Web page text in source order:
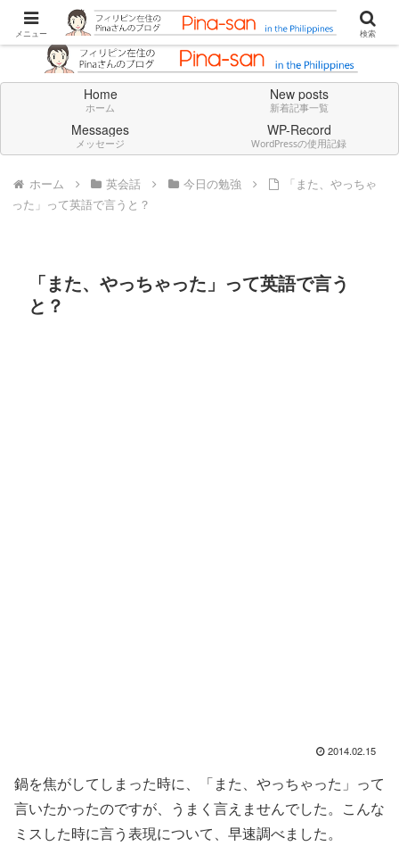
Don't think deeply. Feel always in English.
Home
ホーム
New posts
新着記事一覧
Messages
メッセージ
WP-Record
WordPressの使用記録
ホーム 英会話 今日の勉強
「また、やっちゃ
った」って英語で言うと？
「また、やっちゃった」って英語で言う
と？
2014.02.15
鍋を焦がしてしまった時に、「また、やっちゃった」って
言いたかったのですが、うまく言えませんでした。こんな
ミスした時に言う表現について、早速調べました。
メニュー 検索